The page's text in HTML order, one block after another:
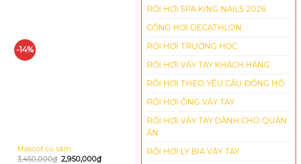
RỐI HƠI SPA KING NAILS 2026
CỔNG HƠI DECATHLON
RỐI HƠI TRƯỜNG HỌC
RỐI HƠI VẢY TAY KHÁCH HÀNG
RỐI HƠI THEO YÊU CẦU ĐỒNG HỒ
RỐI HƠI ÔNG VẢY TAY
RỐI HƠI VẢY TAY DÀNH CHO QUÁN
ĂN
RỐI HƠI LY BIA VẢY TAY
-14%
Mascot củ sâm
3,450,000₫ 2,950,000₫
Mascot con rồng 2024